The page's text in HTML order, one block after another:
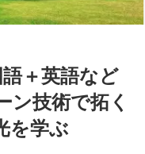
＋英語など
ン技術で拓く
を学ぶ